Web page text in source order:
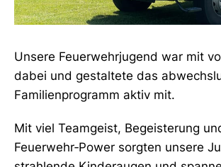
Unsere Feuerwehrjugend war mit
dabei und gestaltete das
Familienprogramm aktiv mit.
Mit viel Teamgeist, Begeisterung
Feuerwehr‑Power sorgten unsere